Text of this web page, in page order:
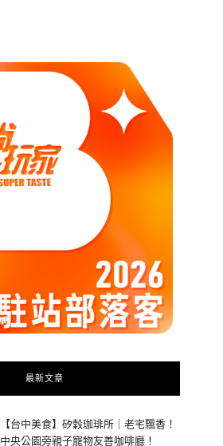
最新文章
【台中美食】矽穀珈琲所｜老宅飄香！
中央公園旁親子寵物友善咖啡廳！